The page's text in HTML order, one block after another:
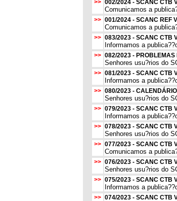
>> 002/2024 - SCANC CTB
Comunicamos a
>> 001/2024 - SCANC REF
Comunicamos a
>> 083/2023 - SCANC CTB
Informamos a
>> 082/2023 -
Senhores usu?rios do
>> 081/2023 - SCANC CTB
Informamos a
>> 080/2023 -
Senhores usu?rios do
>> 079/2023 - SCANC CTB
Informamos a
>> 078/2023 - SCANC CTB
Senhores usu?rios do
>> 077/2023 - SCANC CTB
Comunicamos a
>> 076/2023 - SCANC CTB
Senhores usu?rios do
>> 075/2023 - SCANC CTB
Informamos a
>> 074/2023 - SCANC CTB